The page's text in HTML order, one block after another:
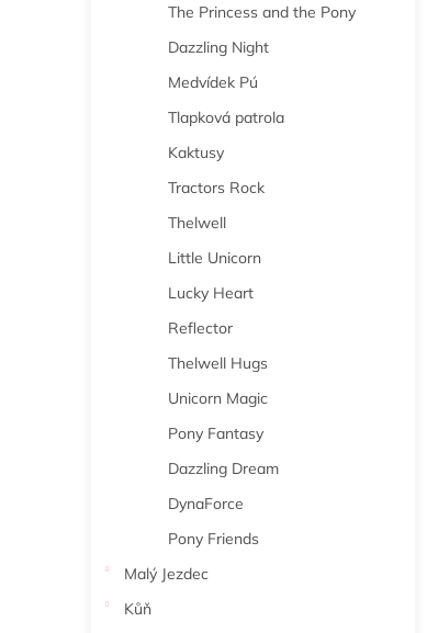
The Princess and the Pony
Dazzling Night
Medvídek Pú
Tlapková patrola
Kaktusy
Tractors Rock
Thelwell
Little Unicorn
Lucky Heart
Reflector
Thelwell Hugs
Unicorn Magic
Pony Fantasy
Dazzling Dream
DynaForce
Pony Friends
Malý Jezdec
Kůň